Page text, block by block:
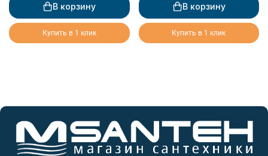
В корзину
Купить в 1 клик
В корзину
Купить в 1 клик